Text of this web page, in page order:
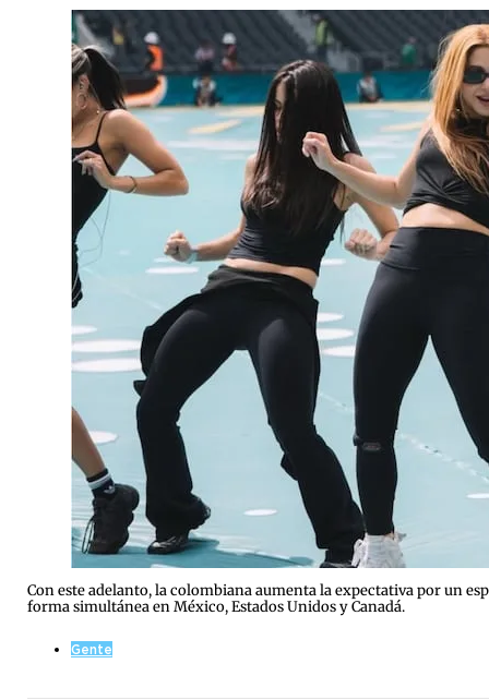
Con este adelanto, la colombiana aumenta la expectativa por un
forma simultánea en México, Estados Unidos y Canadá.
Gente